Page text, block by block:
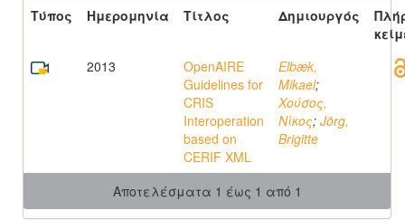
Τύπος
Ημερομηνία Τίτλος Δημιουργός
2013
OpenAIRE
Guidelines for
CRIS
Interoperation
based on
CERIF XML
Elbæk,
Mikael;
Χούσος,
Νίκος; Jörg,
Brigitte
Αποτελέσματα 1 έως 1 από 1